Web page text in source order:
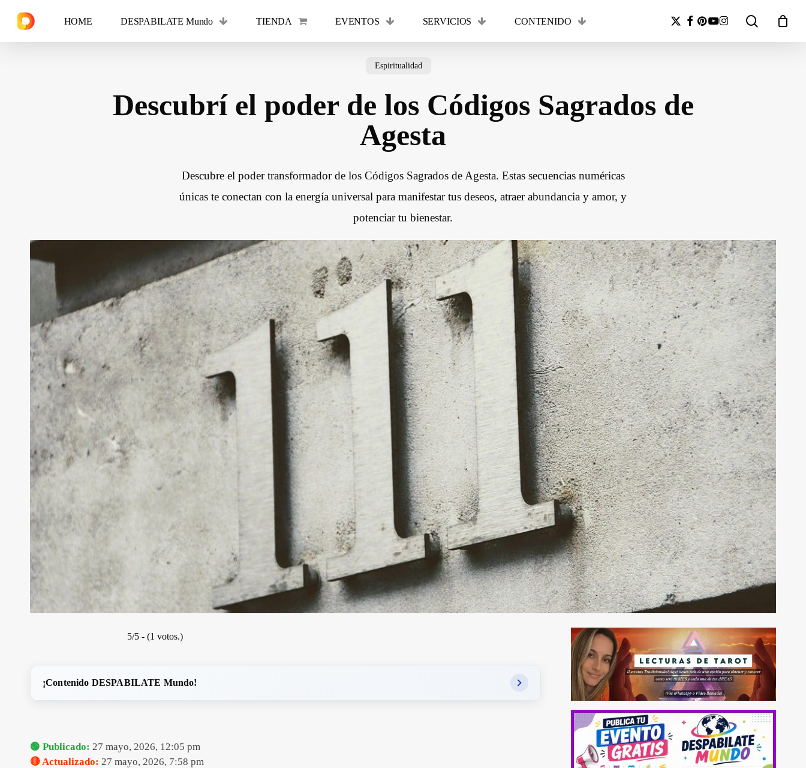
Skip
Hit enter to search or ESC to close
HOME DESPABILATE Mundo TIENDA EVENTOS SERVICIOS CONTENIDO search
x-
twitter
facebook
pinterest
youtube
instagram
Cart
Close
Espiritualidad
Descubrí el poder de los Códigos Sagrados de
Agesta
Descubre el poder transformador de los Códigos Sagrados de Agesta. Estas secuencias numéricas
únicas te conectan con la energía universal para manifestar tus deseos, atraer abundancia y amor, y
potenciar tu bienestar.
5/5 - (1 votos.)
¡Contenido DESPABILATE Mundo!
🟢 Publicado: 27 mayo, 2026, 12:05 pm
🔴 Actualizado: 27 mayo, 2026, 7:58 pm